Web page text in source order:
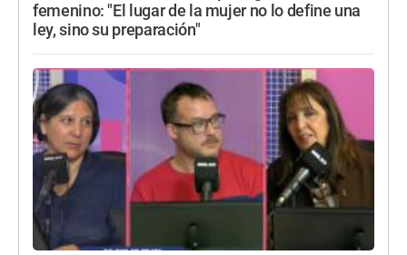
femenino: "El lugar de la mujer no lo define una
ley, sino su preparación"